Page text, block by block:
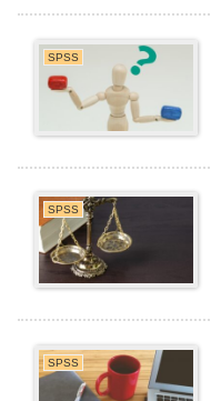
SPSS
SPSS
SPSS